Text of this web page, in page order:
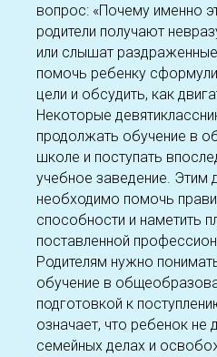
вопрос: «Почему именно
родители получают
или слышат
помочь ребенку
цели и обсудить, как
Некоторые
продолжать обучение в
школе и поступать
учебное заведение. Этим
необходимо помочь
способности и наметить
поставленной
Родителям нужно
обучение в
подготовкой к
означает, что ребенок не
семейных делах и